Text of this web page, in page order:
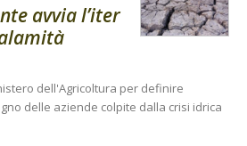
avvia l’iter
dell'Agricoltura per definire
delle aziende colpite dalla crisi idrica